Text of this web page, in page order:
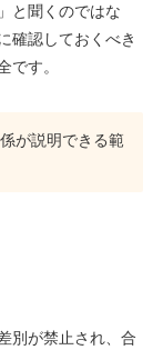
と聞くのではな
確認しておくべき
です。
が説明できる範
別が禁止され、合